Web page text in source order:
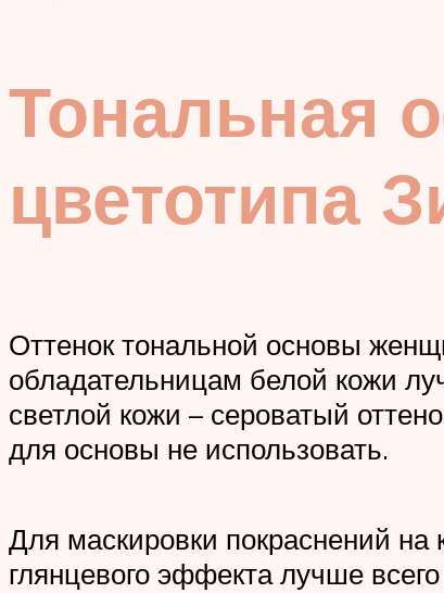
Тональная
цветотипа
Оттенок тональной основы
обладательницам белой кожи
светлой кожи – сероватый
для основы не использовать.
Для маскировки покраснений
глянцевого эффекта лучше